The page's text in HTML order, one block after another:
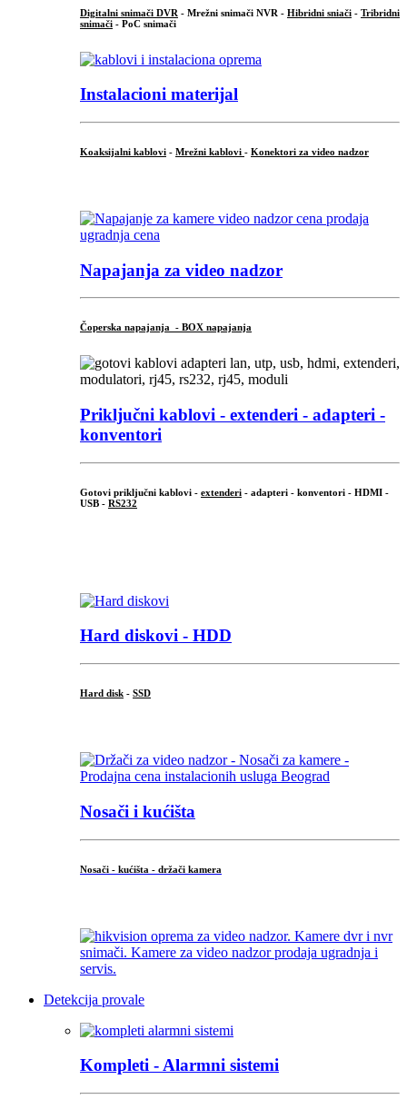
Digitalni snimači DVR - Mrežni snimači NVR - Hibridni sniači - Tribridni
snimači - PoC snimači
Instalacioni materijal
Koaksijalni kablovi - Mrežni kablovi - Konektori za video nadzor
Napajanja za video nadzor
Čoperska napajanja - BOX napajanja
Priključni kablovi - extenderi - adapteri -
konventori
Gotovi priključni kablovi - extenderi - adapteri - konventori - HDMI -
USB - RS232
Hard diskovi - HDD
Hard disk - SSD
Nosači i kućišta
Nosači - kućišta - držači kamera
Detekcija provale
Kompleti - Alarmni sistemi